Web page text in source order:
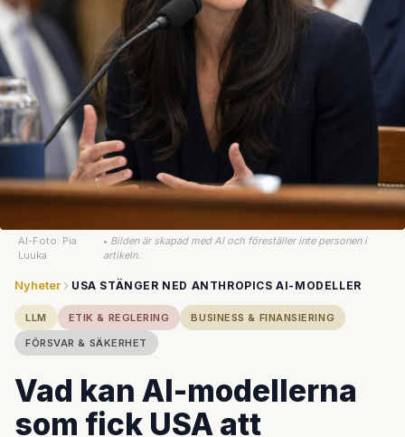
AI-Foto: Pia
Luuka
• Bilden är skapad med AI och föreställer inte personen i
artikeln.
Nyheter USA STÄNGER NED ANTHROPICS AI-MODELLER
LLM ETIK & REGLERING
BUSINESS & FINANSIERING
FÖRSVAR & SÄKERHET
Vad kan AI-modellerna
som fick USA att